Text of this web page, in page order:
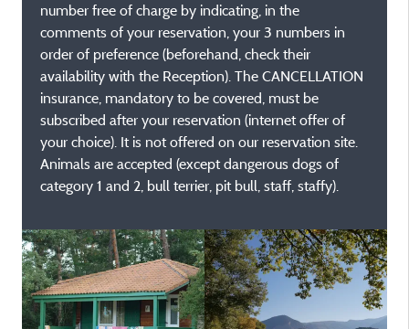
number free of charge by indicating, in the
comments of your reservation, your 3 numbers in
order of preference (beforehand, check their
availability with the Reception). The CANCELLATION
insurance, mandatory to be covered, must be
subscribed after your reservation (internet offer of
your choice). It is not offered on our reservation site.
Animals are accepted (except dangerous dogs of
category 1 and 2, bull terrier, pit bull, staff, staffy).